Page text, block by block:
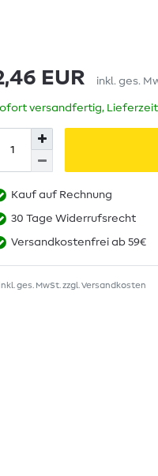
EUR inkl. ges.
versandfertig,
Kauf auf Rechnung
30 Tage Widerrufsrecht
Versandkostenfrei ab 59€
ges. MwSt. zzgl. Versandkosten